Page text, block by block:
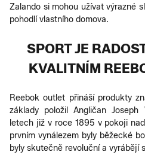
Zalando si mohou užívat výrazné
pohodlí vlastního domova.
SPORT JE
KVALITNÍM
Reebok outlet přináší produkty
základy položil Angličan
letech již v roce 1895 v pokoji
prvním vynálezem byly běžecké
byly skutečně revoluční a vyrábějí